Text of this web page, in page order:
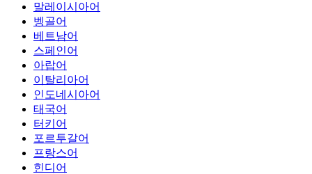
말레이시아어
벵골어
베트남어
스페인어
아랍어
이탈리아어
인도네시아어
태국어
터키어
포르투갈어
프랑스어
힌디어